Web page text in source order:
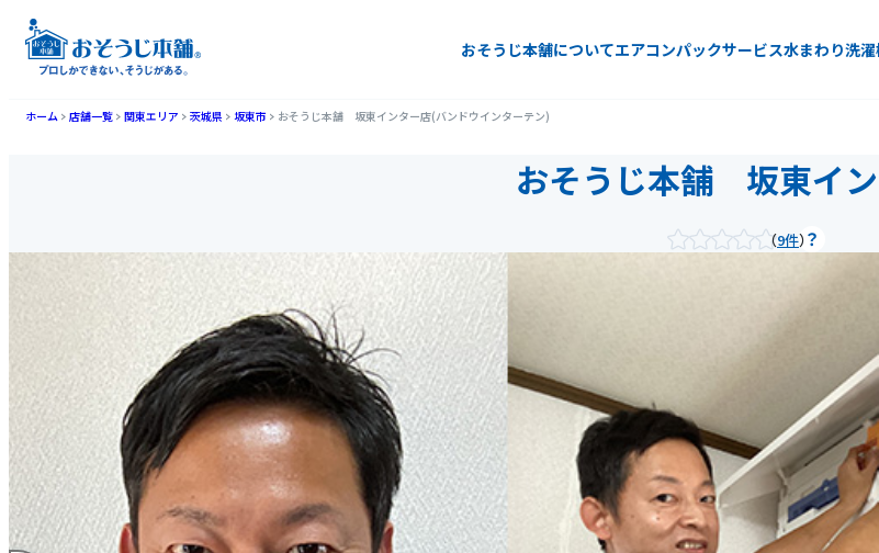
おそうじ本舗についてエアコンパックサービス水まわり洗
ホーム 店舗一覧 関東エリア 茨城県 坂東市 おそうじ本舗 坂東インター店(バンドウインターテン)
おそうじ本舗 坂東イ
9件